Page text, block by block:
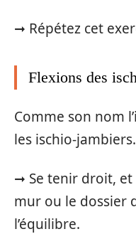
➞ Répétez cet
Flexions des
Comme son nom
les ischio-
➞ Se tenir droit, et
mur ou le dossier
l’équilibre.